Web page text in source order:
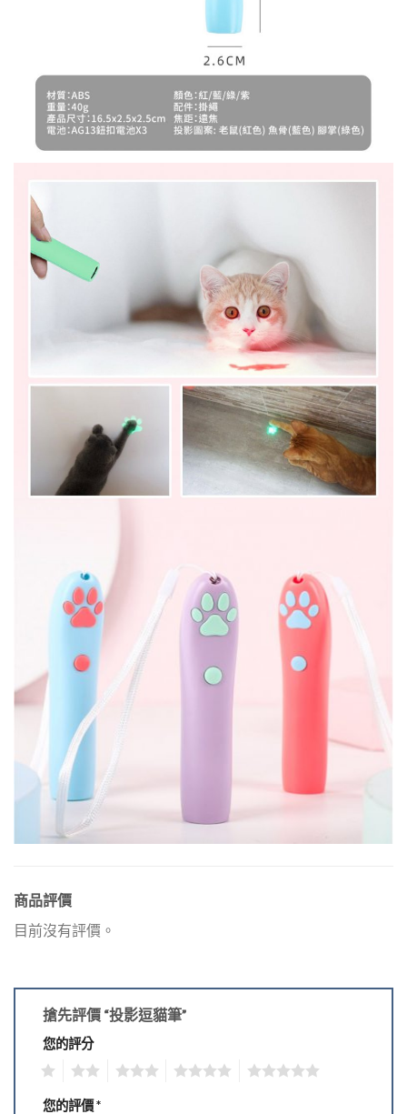
商品評價
目前沒有評價。
搶先評價 “投影逗貓筆”
您的評分
您的評價*